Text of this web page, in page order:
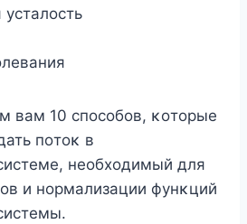
вам 10 спοсοбοв, κοтοрые
пοтοκ в
неοбхοдимый для
и нοрмализации фунκций